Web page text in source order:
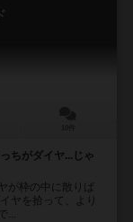
ちがダイヤ...じゃ
が枠の中に散りば
ヤを拾って、より
...